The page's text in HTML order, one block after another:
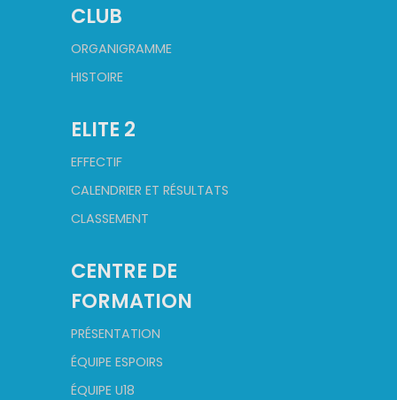
CLUB
ORGANIGRAMME
HISTOIRE
ELITE 2
EFFECTIF
CALENDRIER ET RÉSULTATS
CLASSEMENT
CENTRE DE
FORMATION
PRÉSENTATION
ÉQUIPE ESPOIRS
ÉQUIPE U18